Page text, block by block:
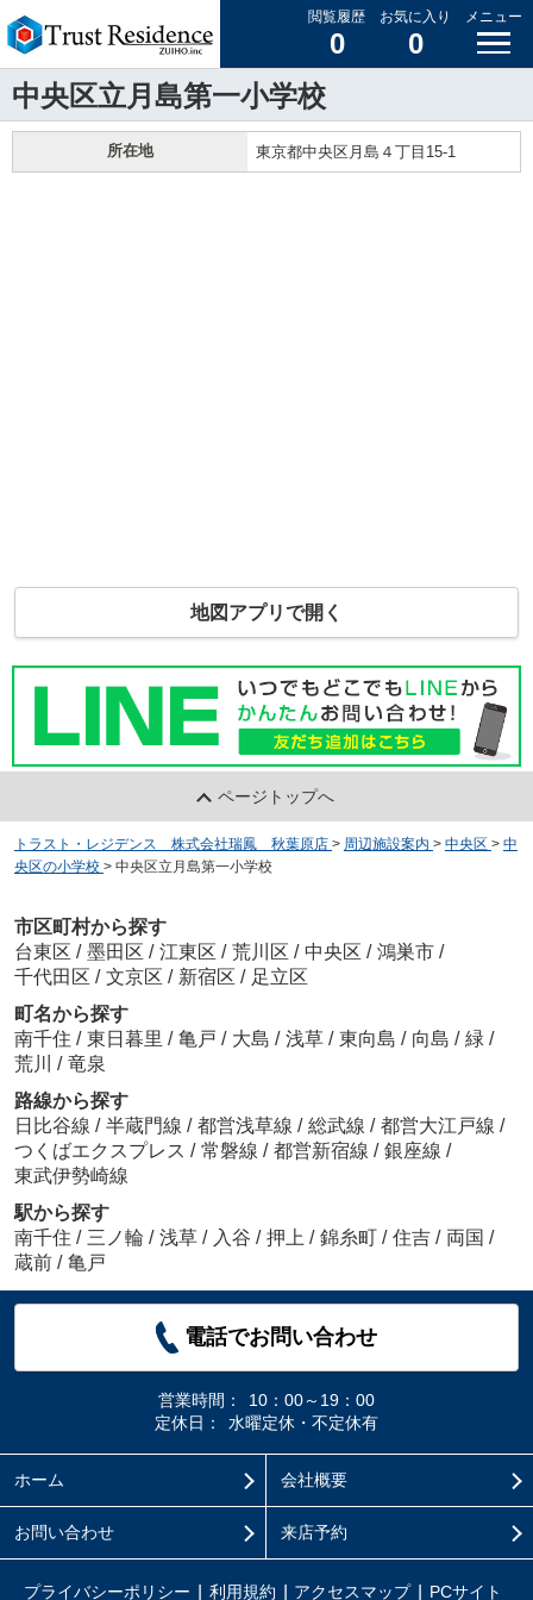
閲覧履歴
0
お気に入り
0
メニュー
中央区立月島第一小学校
所在地 東京都中央区月島４丁目15-1
地図アプリで開く
ページトップへ
トラスト・レジデンス 株式会社瑞鳳 秋葉原店 > 周辺施設案内 > 中央区 > 中
央区の小学校 > 中央区立月島第一小学校
市区町村から探す
台東区 / 墨田区 / 江東区 / 荒川区 / 中央区 / 鴻巣市 /
千代田区 / 文京区 / 新宿区 / 足立区
町名から探す
南千住 / 東日暮里 / 亀戸 / 大島 / 浅草 / 東向島 / 向島 / 緑 /
荒川 / 竜泉
路線から探す
日比谷線 / 半蔵門線 / 都営浅草線 / 総武線 / 都営大江戸線 /
つくばエクスプレス / 常磐線 / 都営新宿線 / 銀座線 /
東武伊勢崎線
駅から探す
南千住 / 三ノ輪 / 浅草 / 入谷 / 押上 / 錦糸町 / 住吉 / 両国 /
蔵前 / 亀戸
電話でお問い合わせ
営業時間：
10：00～19：00
定休日：
水曜定休・不定休有
ホーム 会社概要
お問い合わせ 来店予約
プライバシーポリシー 利用規約 アクセスマップ PCサイト